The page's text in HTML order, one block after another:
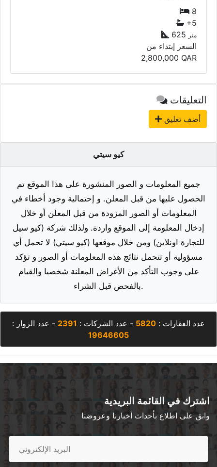
8
+5
625
متر
السعر إبتداء من
2,800,000 QAR
التعليقات
أضف تعليق
كيو سيتي
جميع المعلومات و الصور المنشورة على هذا الموقع تم
الحصول عليها من قبل المعلن. و إحتمالية وجود أخطاء في
المعلومات أو الصور المزودة من قبل المعلن أو خلال
إدخال المعلومة إلى الموقع واردة. ولذلك شركة (كيو سيل
للتجارة اونلاين) ومن خلال موقعها (كيو سيتي) لا تحمل أي
مسؤولية أو تتحمل نتائج هذه المعلومات أو الصور و تؤكد
على وجوب التأكد من الأغراض المعلنة شخصيا والقيام
بالفحص قبل الشراء.
عدد العقارات : 5820 - عدد الشركات : 2391 - عدد الزوار :
19646605
اشترك في القائمة البريدية
وابق على اطلاع بأحداث أخبارنا وعروضنا